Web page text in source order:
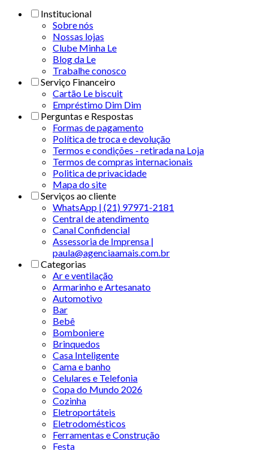
Institucional
Sobre nós
Nossas lojas
Clube Minha Le
Blog da Le
Trabalhe conosco
Serviço Financeiro
Cartão Le biscuit
Empréstimo Dim Dim
Perguntas e Respostas
Formas de pagamento
Política de troca e devolução
Termos e condições - retirada na Loja
Termos de compras internacionais
Politica de privacidade
Mapa do site
Serviços ao cliente
WhatsApp | (21) 97971-2181
Central de atendimento
Canal Confidencial
Assessoria de Imprensa |
paula@agenciaamais.com.br
Categorias
Ar e ventilação
Armarinho e Artesanato
Automotivo
Bar
Bebê
Bomboniere
Brinquedos
Casa Inteligente
Cama e banho
Celulares e Telefonia
Copa do Mundo 2026
Cozinha
Eletroportáteis
Eletrodomésticos
Ferramentas e Construção
Festa